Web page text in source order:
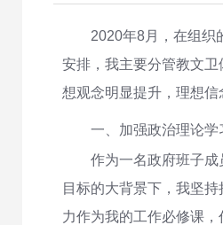
2020年8月，在组织
安排，我主要分管教文
想观念明显提升，理想
一、加强政治理论
作为一名政府班子
目标的大背景下，我坚
力作为我的工作必修课，